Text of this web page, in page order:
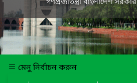
গণপ্রজাতন্ত্রী বাংলাদেশ সরকার
মেনু নির্বাচন করুন